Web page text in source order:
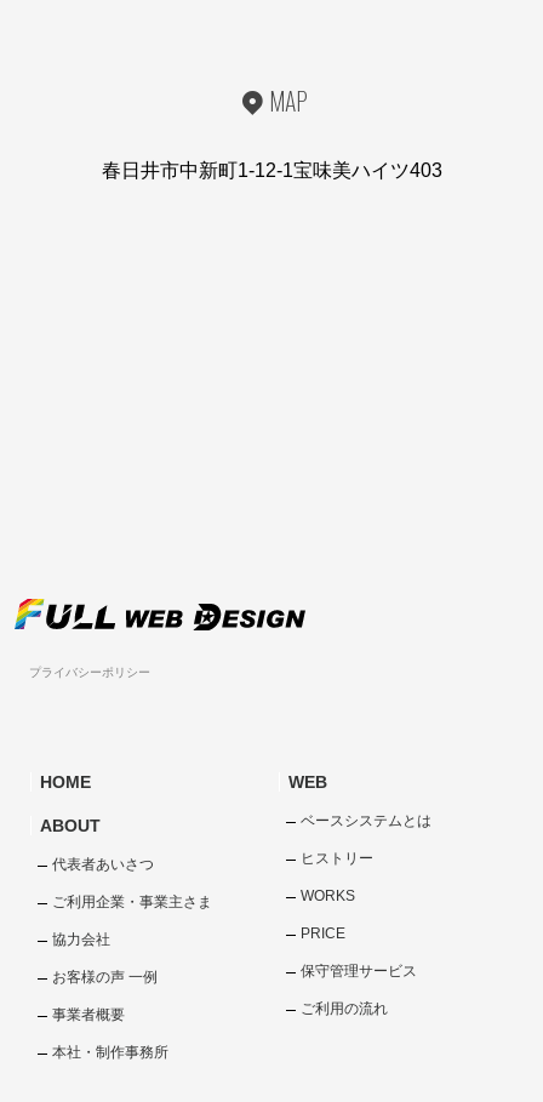
MAP
春日井市中新町1-12-1宝味美ハイツ403
プライバシーポリシー
HOME
ABOUT
代表者あいさつ
ご利用企業・事業主さま
協力会社
お客様の声 一例
事業者概要
本社・制作事務所
WEB
ベースシステムとは
ヒストリー
WORKS
PRICE
保守管理サービス
ご利用の流れ